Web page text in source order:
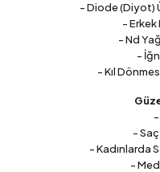
- Diode (Diyot)
- Erkek
- Nd
-
- Kıl
-
-
- Kadınlarda
-